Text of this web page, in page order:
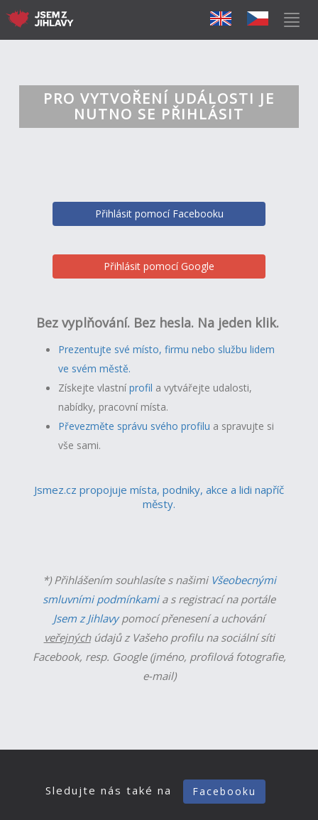
PRO VYTVOŘENÍ UDÁLOSTI JE
NUTNO SE PŘIHLÁSIT
Přihlásit pomocí Facebooku
Přihlásit pomocí Google
Bez vyplňování. Bez hesla. Na jeden klik.
Prezentujte své místo, firmu nebo službu lidem
ve svém městě.
Získejte vlastníprofil a vytvářejte udalosti,
nabídky, pracovní místa.
Převezměte správu svého profilu a spravujte si
vše sami.
Jsmez.cz propojuje místa, podniky, akce a lidi napříč
městy.
*) Přihlášením souhlasíte s našimi Všeobecnými
smluvními podmínkamia s registrací na portále
Jsem z Jihlavypomocí přenesení a uchování
veřejnýchúdajů z Vašeho profilu na sociální síti
Facebook, resp. Google (jméno, profilová fotografie,
e-mail)
Sledujte nás také na Facebooku